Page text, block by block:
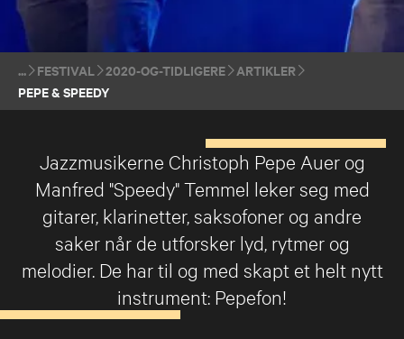
FESTIVAL 2020-OG-TIDLIGERE
ARTIKLER
PEPE & SPEEDY
Jazzmusikerne Christoph Pepe Auer og
Manfred "Speedy" Temmel leker seg med
gitarer, klarinetter, saksofoner og andre
saker når de utforsker lyd, rytmer og
melodier. De har til og med skapt et helt nytt
instrument: Pepefon!